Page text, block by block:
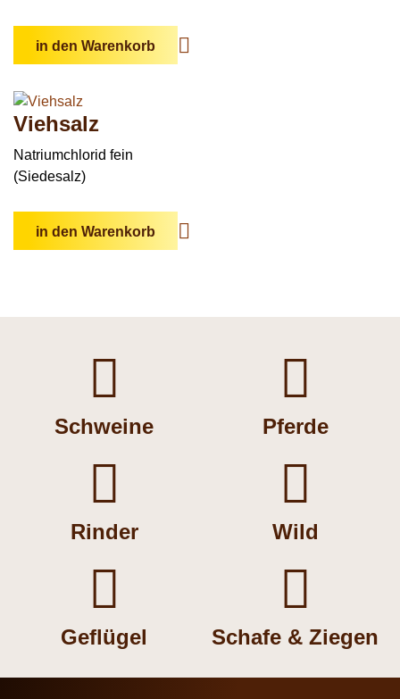
in den Warenkorb
Viehsalz
Natriumchlorid fein
(Siedesalz)
in den Warenkorb

Schweine

Pferde

Rinder

Wild

Geflügel

Schafe & Ziegen